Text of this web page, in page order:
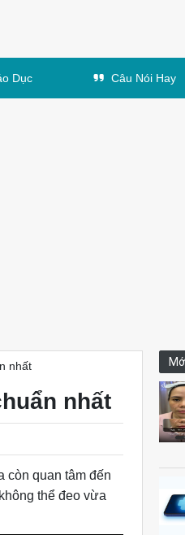
Dục Câu Nói Hay
nhất
nhất
còn quan tâm đến
thể đeo vừa